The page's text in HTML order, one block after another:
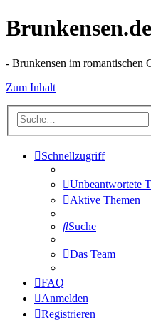
- Brunkensen im romantischen
Zum Inhalt
Schnellzugriff
Unbeantwortete
Aktive Themen
Suche
Das Team
FAQ
Anmelden
Registrieren